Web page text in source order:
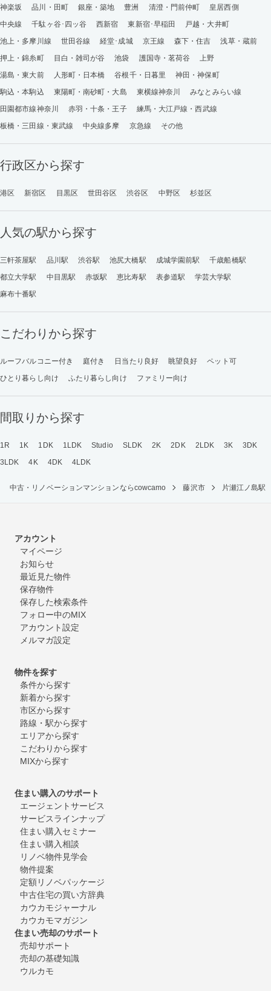
神楽坂
品川・田町 銀座・築地 豊洲 清澄・門前仲町
皇居西側
中央線
千駄ヶ谷･四ッ谷 西新宿 東新宿･早稲田
戸越・大井町
池上・多摩川線
世田谷線 経堂･成城 京王線 森下・住吉
浅草・蔵前
押上・錦糸町
目白・雑司が谷 池袋 護国寺・茗荷谷
上野
湯島・東大前
人形町・日本橋 谷根千・日暮里
神田・神保町
駒込・本駒込
東陽町・南砂町・大島 東横線神奈川
みなとみらい線
田園都市線神奈川
赤羽・十条・王子
練馬・大江戸線・西武線
板橋・三田線・東武線
中央線多摩 京急線 その他
行政区から探す
港区 新宿区 目黒区 世田谷区 渋谷区 中野区 杉並区
人気の駅から探す
三軒茶屋駅 品川駅 渋谷駅 池尻大橋駅 成城学園前駅
千歳船橋駅
都立大学駅
中目黒駅 赤坂駅 恵比寿駅 表参道駅
学芸大学駅
麻布十番駅
こだわりから探す
ルーフバルコニー付き 庭付き 日当たり良好 眺望良好
ペット可
ひとり暮らし向け
ふたり暮らし向け ファミリー向け
間取りから探す
1R 1K 1DK 1LDK Studio SLDK 2K 2DK 2LDK 3K
3DK
3LDK
4K 4DK 4LDK
中古・リノベーションマンションならcowcamo 藤沢市 片瀬江ノ島駅
アカウント
マイページ
お知らせ
最近見た物件
保存物件
保存した検索条件
フォロー中のMIX
アカウント設定
メルマガ設定
物件を探す
条件から探す
新着から探す
市区から探す
路線・駅から探す
エリアから探す
こだわりから探す
MIXから探す
住まい購入のサポート
エージェントサービス
サービスラインナップ
住まい購入セミナー
住まい購入相談
リノベ物件見学会
物件提案
定額リノベパッケージ
中古住宅の買い方辞典
カウカモジャーナル
カウカモマガジン
住まい売却のサポート
売却サポート
売却の基礎知識
ウルカモ